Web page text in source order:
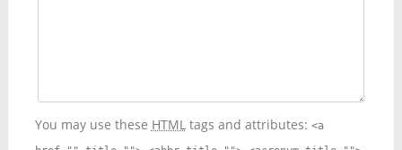
You may use these HTMLtags and attributes: <a